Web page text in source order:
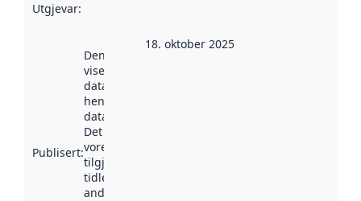
Utgjevar:
Publisert:
Denne datoen
viser når
datasettet vart
henta inn av
data.norge.no.
Det kan ha
vore
tilgjengeleg
tidlegare
andre stader.
18. oktober 2025